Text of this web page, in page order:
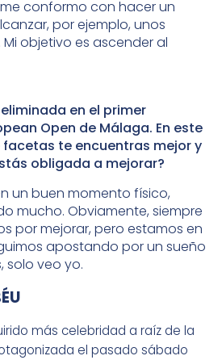
conformo con hacer un
por ejemplo, unos
objetivo es ascender al
en el primer
Open de Málaga. En este
te encuentras mejor y
obligada a mejorar?
un buen momento físico,
mucho. Obviamente, siempre
por mejorar, pero estamos en
apostando por un sueño
solo veo yo.
más celebridad a raíz de la
el pasado sábado